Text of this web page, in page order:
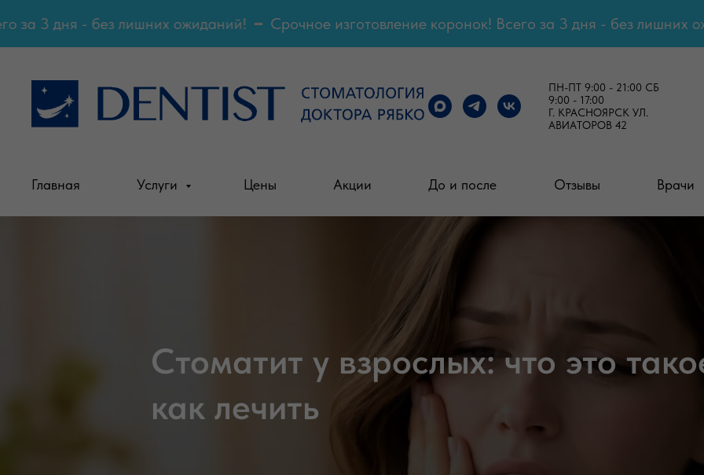
за 3 дня - без лишних ожиданий! Срочное изготовление коронок! Всего за 3 дня - без лишних
ПН-ПТ 9:00 - 21:00 СБ
9:00 - 17:00
Г. КРАСНОЯРСК УЛ.
АВИАТОРОВ 42
Главная Услуги Цены Акции До и после Отзывы Врачи
Стоматит у взрослых: что это
как лечить